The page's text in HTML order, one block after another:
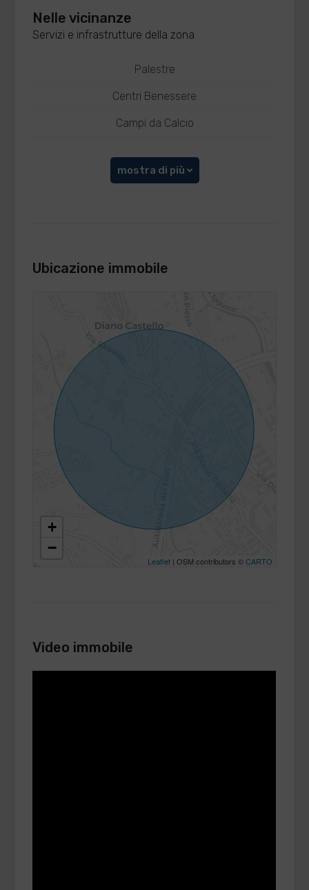
Nelle vicinanze
Servizi e infrastrutture della zona
Palestre
Centri Benessere
Campi da Calcio
mostra di più
Ubicazione immobile
+
−
Leaflet| OSM contributors ©CARTO
Video immobile